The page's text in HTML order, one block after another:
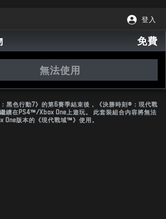
登入
免費
無法使用
黑色行動7》的第6賽季結束後，《決勝時刻®：現代戰
續在PS4™/Xbox One上遊玩。 此套裝組合內容將無法
One版本的《現代戰域™》使用。